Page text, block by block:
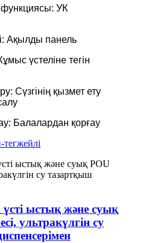
УК
Ақылды панель
үстеліне тегін
Сүзгінің қызмет ету
Балалардан қорғау
тегжейлі
үсті ыстық және суық
ультракүлгін су